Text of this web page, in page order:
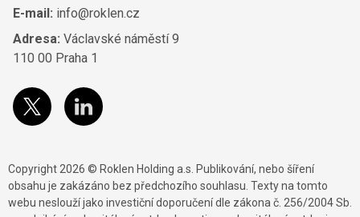
E-mail: info@roklen.cz
Adresa: Václavské náměstí 9
110 00 Praha 1
Copyright 2026 © Roklen Holding a.s. Publikování, nebo šíření
obsahu je zakázáno bez předchozího souhlasu. Texty na tomto
webu neslouží jako investiční doporučení dle zákona č. 256/2004 Sb.